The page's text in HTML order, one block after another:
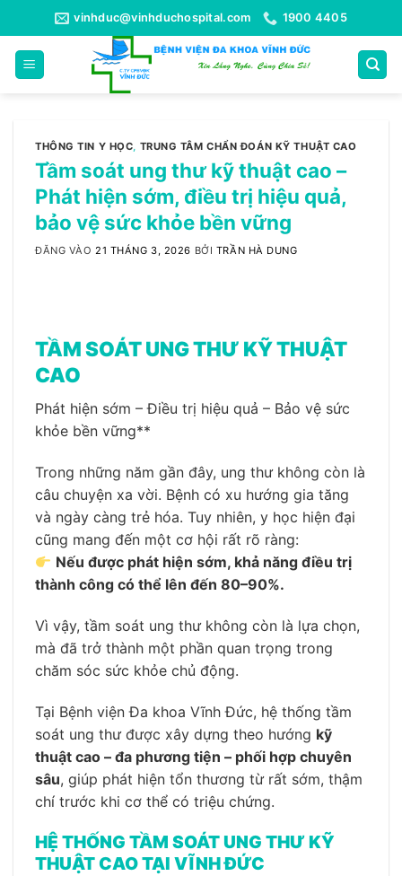
qua
nội
dung
vinhduc@vinhduchospital.com 1900 4405
THÔNG TIN Y HỌC, TRUNG TÂM CHẨN ĐOÁN KỸ THUẬT CAO
Tầm soát ung thư kỹ thuật cao –
Phát hiện sớm, điều trị hiệu quả,
bảo vệ sức khỏe bền vững
ĐĂNG VÀO 21 THÁNG 3, 2026 BỞI TRẦN HÀ DUNG
TẦM SOÁT UNG THƯ KỸ THUẬT
CAO
Phát hiện sớm – Điều trị hiệu quả – Bảo vệ sức
khỏe bền vững**
Trong những năm gần đây, ung thư không còn là
câu chuyện xa vời. Bệnh có xu hướng gia tăng
và ngày càng trẻ hóa. Tuy nhiên, y học hiện đại
cũng mang đến một cơ hội rất rõ ràng:
Nếu được phát hiện sớm, khả năng điều trị
thành công có thể lên đến 80–90%.
Vì vậy, tầm soát ung thư không còn là lựa chọn,
mà đã trở thành một phần quan trọng trong
chăm sóc sức khỏe chủ động.
Tại Bệnh viện Đa khoa Vĩnh Đức, hệ thống tầm
soát ung thư được xây dựng theo hướng kỹ
thuật cao – đa phương tiện – phối hợp chuyên
sâu, giúp phát hiện tổn thương từ rất sớm, thậm
chí trước khi cơ thể có triệu chứng.
HỆ THỐNG TẦM SOÁT UNG THƯ KỸ
THUẬT CAO TẠI VĨNH ĐỨC